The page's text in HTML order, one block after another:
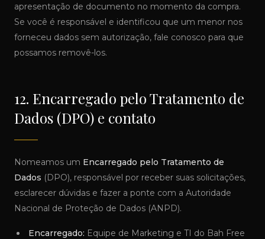
apresentação de documento no momento da compra.
Se você é responsável e identificou que um menor nos
forneceu dados sem autorização, fale conosco para que
possamos removê-los.
12. Encarregado pelo Tratamento de
Dados (DPO) e contato
Nomeamos um Encarregado pelo Tratamento de
Dados (DPO), responsável por receber suas solicitações,
esclarecer dúvidas e fazer a ponte com a Autoridade
Nacional de Proteção de Dados (ANPD).
Encarregado: Equipe de Marketing e TI do Bah Free